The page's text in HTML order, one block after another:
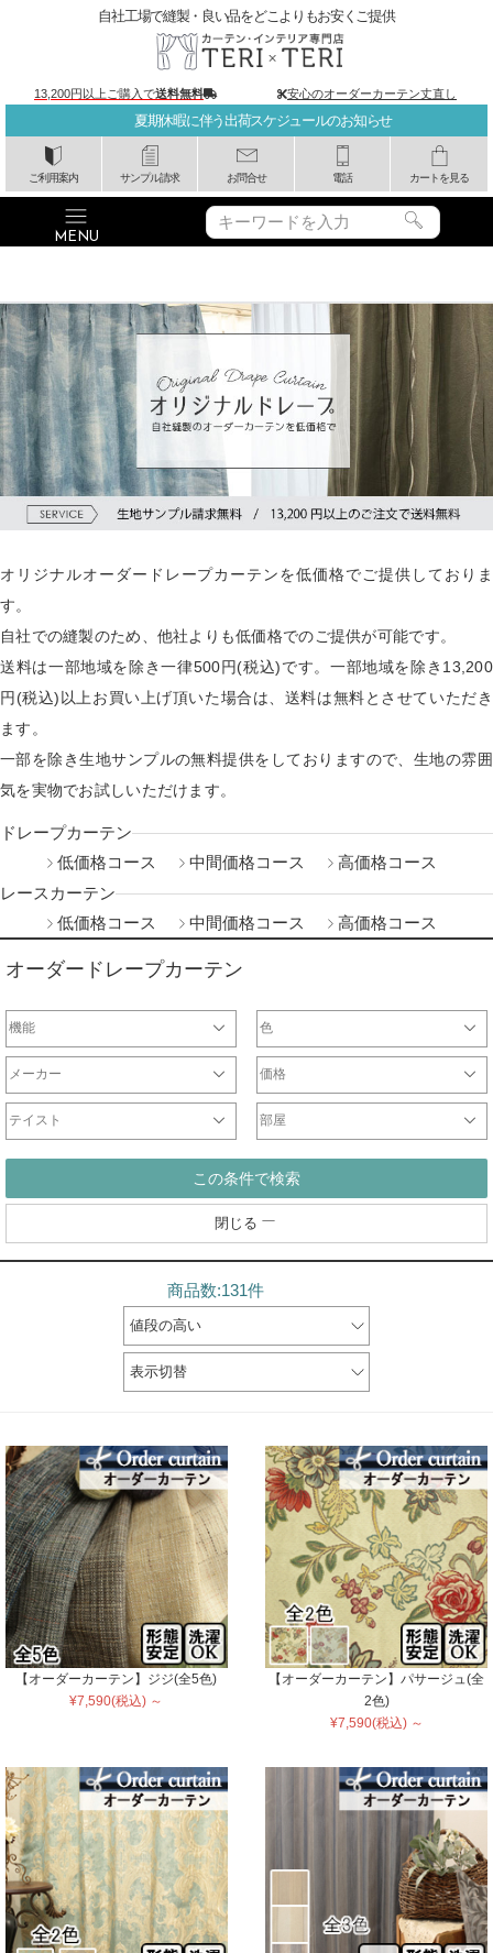
夏期休暇に伴う出荷スケジュールのお知らせ
ご利用案内 サンプル請求 お問合せ 電話 カートを見る
自社工場で縫製・良い品をどこよりもお安くご提供
13,200円以上ご購入で送料無料 安心のオーダーカーテン丈直し
オリジナルオーダードレープカーテンを低価格でご提供しておりま
す。
自社での縫製のため、他社よりも低価格でのご提供が可能です。
送料は一部地域を除き一律500円(税込)です。一部地域を除き13,200
円(税込)以上お買い上げ頂いた場合は、送料は無料とさせていただき
ます。
一部を除き生地サンプルの無料提供をしておりますので、生地の雰囲
気を実物でお試しいただけます。
ドレープカーテン
低価格コース
中間価格コース
高価格コース
レースカーテン
低価格コース
中間価格コース 高価格コース
オーダードレープカーテン
閉じる
機能 色
ホワイト・ベージュ系
ブラウン系
ブラック・グレー系
レッド・ピンク系
イエロー系
ブルー・ネイビー系
パープル系
グリーン系
シルバー・ゴールド系
マルチ・その他カラー
メーカー 価格
～2000円
2001円～5000円
5001円～10000円
10001円～20000円
20001円～40000円
テイスト
シンプル
北欧
モダン
ナチュラル
カジュアル
エレガント
クラシック
和
部屋
リビング
一人暮らし
寝室
子供部屋
和室
書斎
この条件で検索
商品数:131件
値段の高い
表示切替
【オーダーカーテン】ジジ(全5色)
¥7,590(税込) ～
【オーダーカーテン】パサージュ(全
2色)
¥7,590(税込) ～